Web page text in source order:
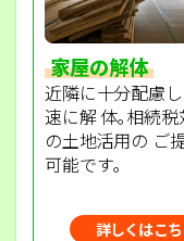
家屋の解体
近隣に十分配慮
速に解 体｡相続税
の土地活用の ご
可能です｡
詳しくはこ